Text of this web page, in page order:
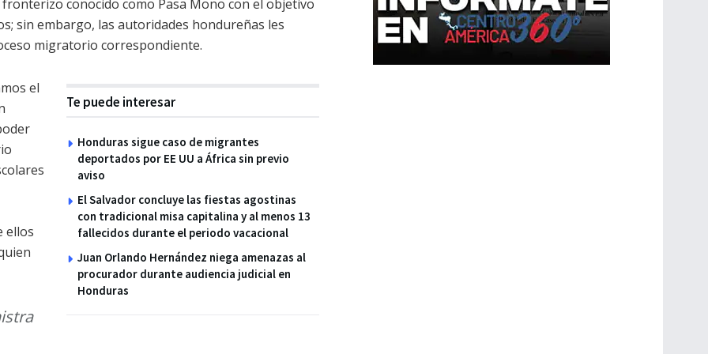
conocido como Pasa Mono con el objetivo
sin embargo, las autoridades hondureñas les
migratorio correspondiente.
Te puede interesar
Honduras sigue caso de migrantes
deportados por EE UU a África sin previo
aviso
El Salvador concluye las fiestas agostinas
con tradicional misa capitalina y al menos 13
fallecidos durante el periodo vacacional
Juan Orlando Hernández niega amenazas al
procurador durante audiencia judicial en
Honduras
el
ellos